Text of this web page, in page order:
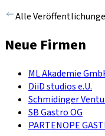
Alle
Neue Firmen
ML Akademie
DiiD studios e.U.
Schmidinger
SB Gastro OG
PARTENOPE